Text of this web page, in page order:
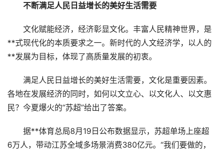
不断满足人民日益增长的美好生活需要
文化赋能经济，经济彰显文化。丰富人民精神世界，是
**式现代化的本质要求之一。新时代的人文经济学，以人的
**发展为目标，体现了高质量发展的初衷。
满足人民日益增长的美好生活需要，文化是重要因素。
各地在发展经济的同时，如何以文立心、以文化人、以文惠
民？今夏爆火的“苏超”给出了答案。
据**体育总局8月19日公布数据显示，苏超单场上座超
6万人，带动江苏全域多场景消费380亿元。“我们要做的，